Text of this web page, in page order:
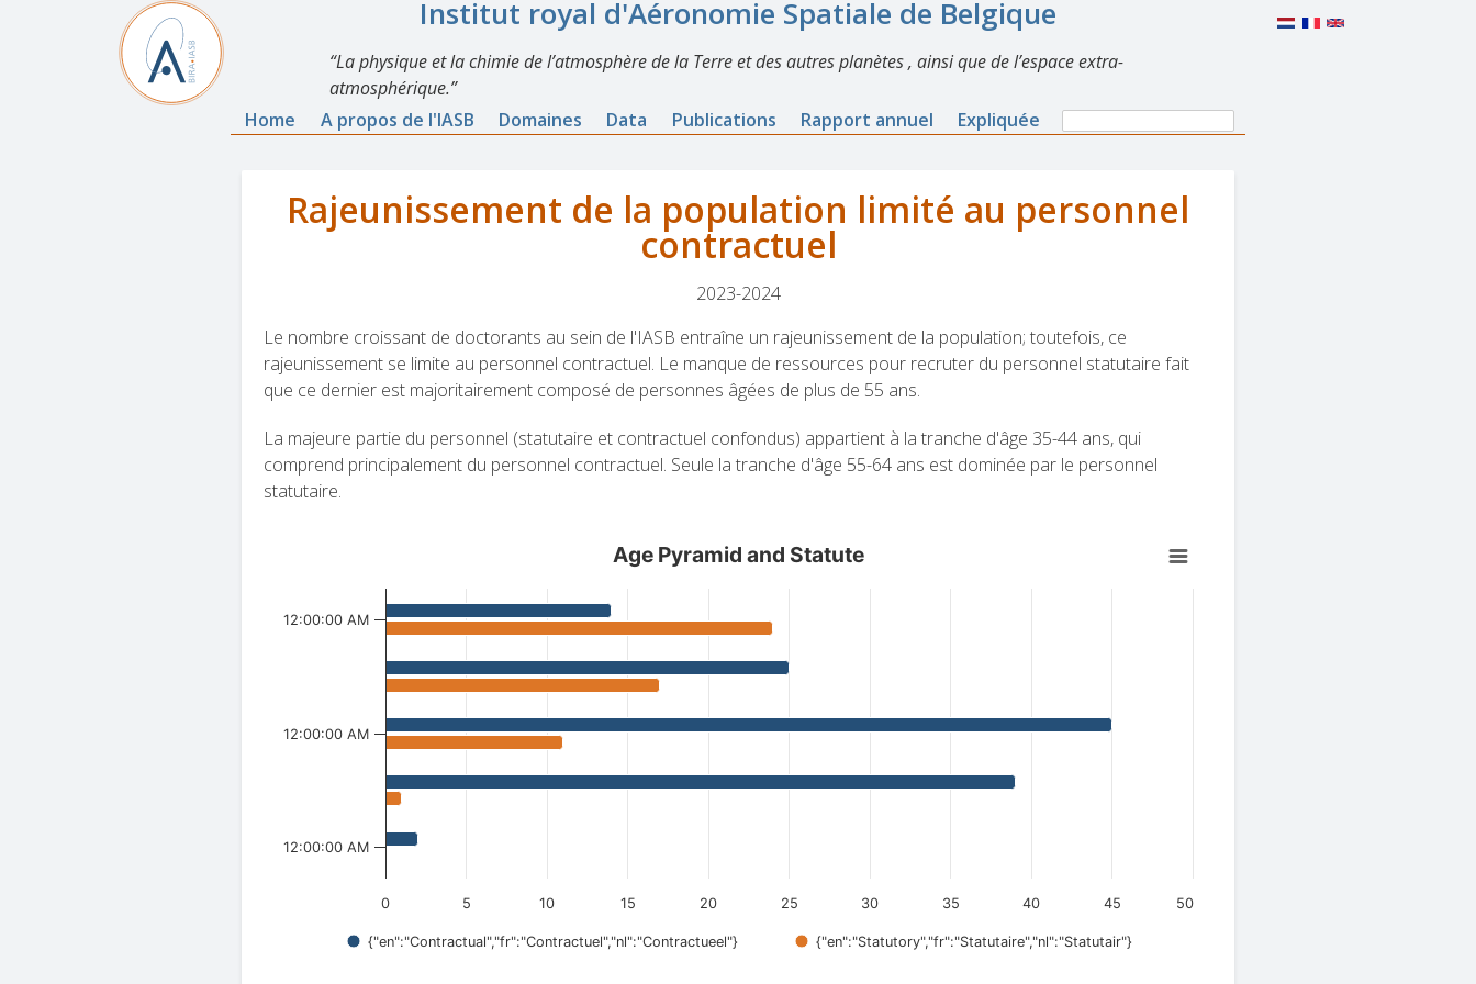
Institut royal d'Aéronomie Spatiale de Belgique
La physique et la chimie de l’atmosphère de la Terre et des autres planètes , ainsi que de l’espace extra-
atmosphérique.
Home
A propos de l'IASB Domaines Data Publications Rapport annuel Expliquée
Search
Search
Rajeunissement de la population limité au personnel
contractuel
2023-2024
Le nombre croissant de doctorants au sein de l'IASB entraîne un rajeunissement de la population; toutefois, ce
rajeunissement se limite au personnel contractuel. Le manque de ressources pour recruter du personnel statutaire fait
que ce dernier est majoritairement composé de personnes âgées de plus de 55 ans.
La majeure partie du personnel (statutaire et contractuel confondus) appartient à la tranche d'âge 35-44 ans, qui
comprend principalement du personnel contractuel. Seule la tranche d'âge 55-64 ans est dominée par le personnel
statutaire.